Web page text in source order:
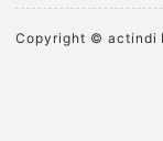
Copyright © actindi